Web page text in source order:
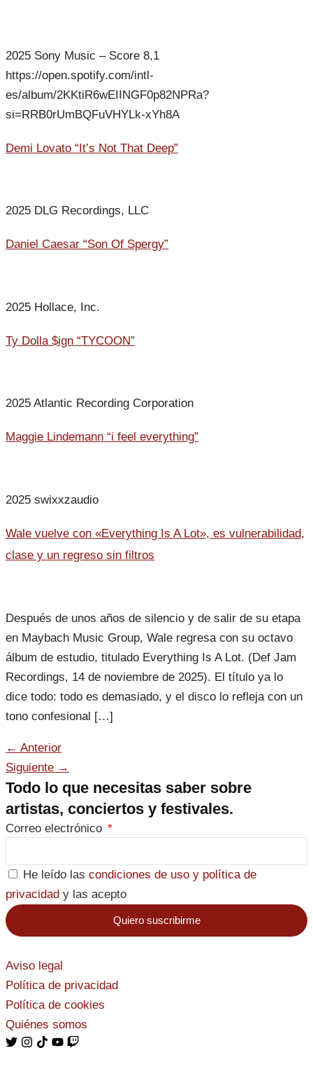
2025 Sony Music – Score 8,1
https://open.spotify.com/intl-
es/album/2KKtiR6wEIINGF0p82NPRa?
si=RRB0rUmBQFuVHYLk-xYh8A
Demi Lovato “It’s Not That Deep”
2025 DLG Recordings, LLC
Daniel Caesar “Son Of Spergy”
2025 Hollace, Inc.
Ty Dolla $ign “TYCOON”
2025 Atlantic Recording Corporation
Maggie Lindemann “i feel everything”
2025 swixxzaudio
Wale vuelve con «Everything Is A Lot», es vulnerabilidad,
clase y un regreso sin filtros
Después de unos años de silencio y de salir de su etapa
en Maybach Music Group, Wale regresa con su octavo
álbum de estudio, titulado Everything Is A Lot. (Def Jam
Recordings, 14 de noviembre de 2025). El título ya lo
dice todo: todo es demasiado, y el disco lo refleja con un
tono confesional […]
← Anterior
Siguiente →
Todo lo que necesitas saber sobre
artistas, conciertos y festivales.
Correo electrónico
He leído las condiciones de uso y política de
privacidad y las acepto
Quiero suscribirme
Aviso legal
Política de privacidad
Política de cookies
Quiénes somos